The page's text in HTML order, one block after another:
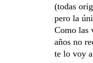
(todas
pero la
Como las
años no
te lo voy